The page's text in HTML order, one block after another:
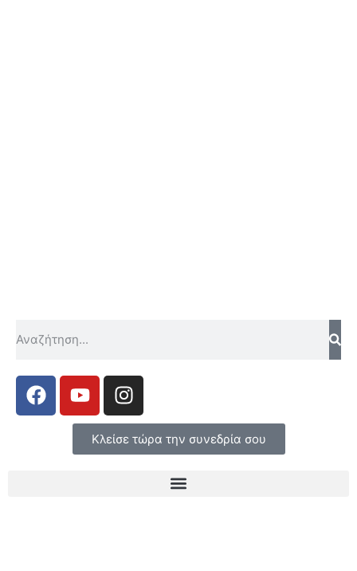
Κλείσε τώρα την συνεδρία σου